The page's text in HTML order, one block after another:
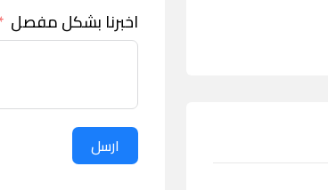
اخبرنا بشكل مفصل
ارسل